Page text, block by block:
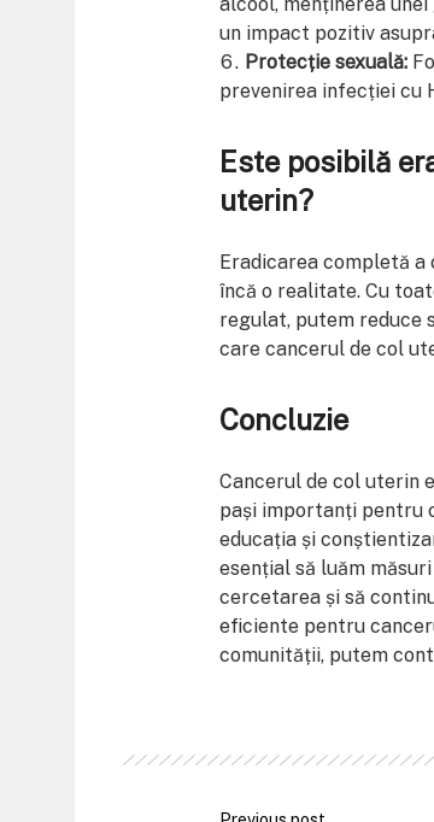
alcool, menținerea
un impact pozitiv
Protecție sexuală:
prevenirea infecției cu
Este posibilă
uterin?
Eradicarea completă
încă o realitate. Cu
regulat, putem reduce
care cancerul de col
Concluzie
Cancerul de col uterin
pași importanți pentru
educația și
esențial să luăm
cercetarea și să
eficiente pentru
comunității, putem